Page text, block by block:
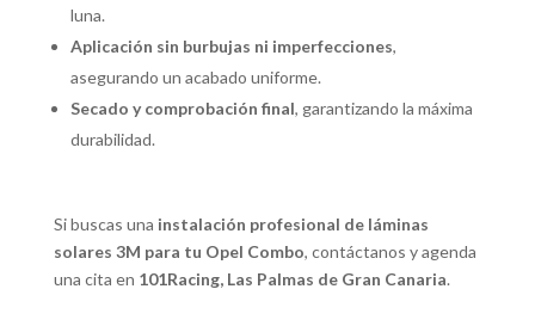
luna.
Aplicación sin burbujas ni imperfecciones,
asegurando un acabado uniforme.
Secado y comprobación final, garantizando la máxima
durabilidad.
Si buscas una instalación profesional de láminas
solares 3M para tu Opel Combo, contáctanos y agenda
una cita en 101Racing, Las Palmas de Gran Canaria.